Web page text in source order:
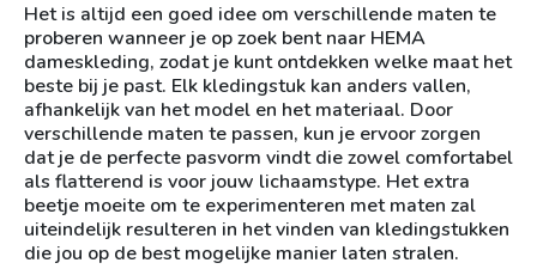
Het is altijd een goed idee om verschillende maten te
proberen wanneer je op zoek bent naar HEMA
dameskleding, zodat je kunt ontdekken welke maat het
beste bij je past. Elk kledingstuk kan anders vallen,
afhankelijk van het model en het materiaal. Door
verschillende maten te passen, kun je ervoor zorgen
dat je de perfecte pasvorm vindt die zowel comfortabel
als flatterend is voor jouw lichaamstype. Het extra
beetje moeite om te experimenteren met maten zal
uiteindelijk resulteren in het vinden van kledingstukken
die jou op de best mogelijke manier laten stralen.